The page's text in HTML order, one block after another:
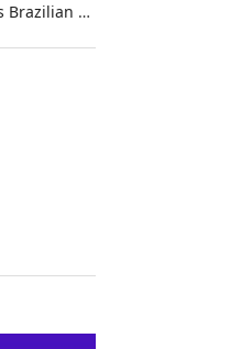
Interactive Brokers Adds Brazilian Futures through Brazil’s B3 Exchange